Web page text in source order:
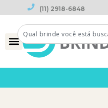
(11) 2918-6848